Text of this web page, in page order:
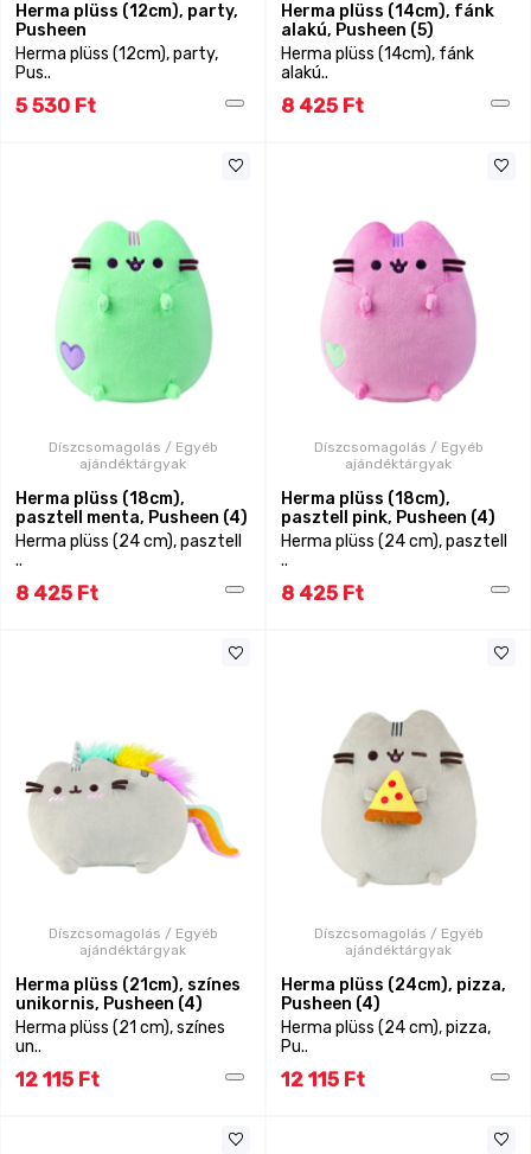
Herma plüss (12cm), party,
Pusheen
Herma plüss (12cm), party,
Pus..
5 530 Ft
Herma plüss (14cm), fánk
alakú, Pusheen (5)
Herma plüss (14cm), fánk
alakú..
8 425 Ft
Díszcsomagolás / Egyéb
ajándéktárgyak
Herma plüss (18cm),
pasztell menta, Pusheen (4)
Herma plüss (24 cm), pasztell
..
8 425 Ft
Díszcsomagolás / Egyéb
ajándéktárgyak
Herma plüss (18cm),
pasztell pink, Pusheen (4)
Herma plüss (24 cm), pasztell
..
8 425 Ft
Díszcsomagolás / Egyéb
ajándéktárgyak
Herma plüss (21cm), színes
unikornis, Pusheen (4)
Herma plüss (21 cm), színes
un..
12 115 Ft
Díszcsomagolás / Egyéb
ajándéktárgyak
Herma plüss (24cm), pizza,
Pusheen (4)
Herma plüss (24 cm), pizza,
Pu..
12 115 Ft